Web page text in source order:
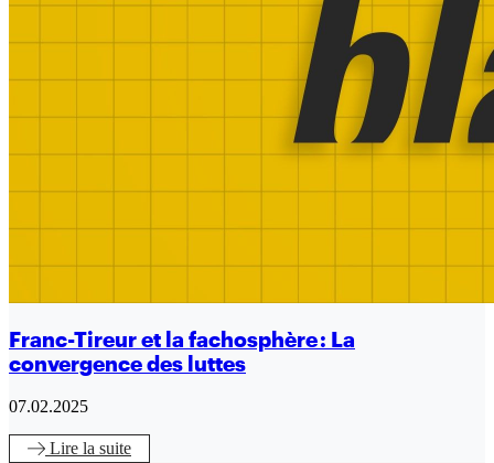
Franc-Tireur et la fachosphère : La
convergence des luttes
07.02.2025
Lire la suite